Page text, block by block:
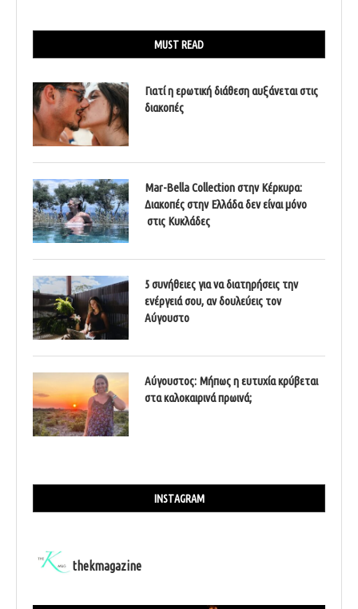
MUST READ
Γιατί η ερωτική διάθεση αυξάνεται στις
διακοπές
Mar-Bella Collection στην Κέρκυρα:
Διακοπές στην Ελλάδα δεν είναι μόνο
στις Κυκλάδες
5 συνήθειες για να διατηρήσεις την
ενέργειά σου, αν δουλεύεις τον
Αύγουστο
Αύγουστος: Μήπως η ευτυχία κρύβεται
στα καλοκαιρινά πρωινά;
INSTAGRAM
thekmagazine